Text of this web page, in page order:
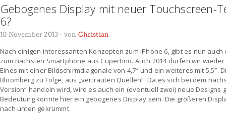
Gebogenes Display mit neuer Touchscreen-
6?
10 November 2013 - von Christian
Nach einigen interessanten Konzepten zum iPhone 6, gibt es nun
zum nächsten Smartphone aus Cupertino. Auch 2014 dürfen wir
Eines mit einer Bildschirmdiagonale von 4,7″ und ein weiteres mit 5,5″.
Bloomberg zu Folge, aus „vertrauten Quellen“. Da es sich bei dem
Version“ handeln wird, wird es auch ein (eventuell zwei) neue Designs
Bedeutung könnte hier ein gebogenes Display sein. Die größeren
nach unten gekrümmt.